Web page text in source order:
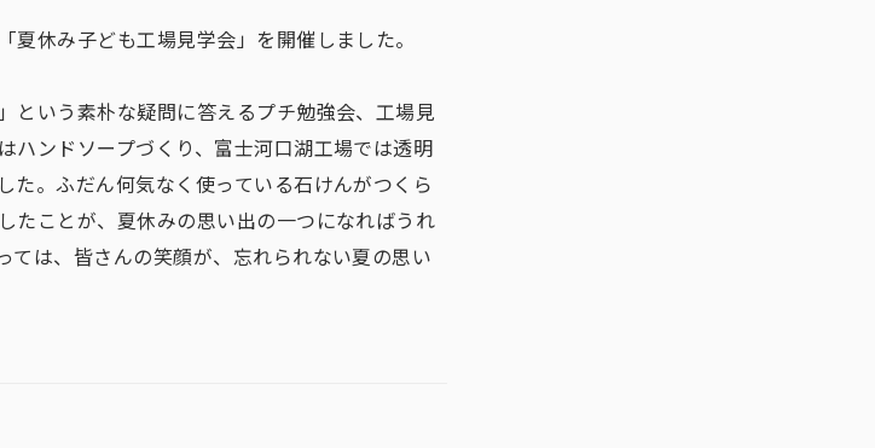
休み子ども工場見学会」を開催しました。
という素朴な疑問に答えるプチ勉強会、工場見
ハンドソープづくり、富士河口湖工場では透明
た。ふだん何気なく使っている石けんがつくら
たことが、夏休みの思い出の一つになればうれ
ては、皆さんの笑顔が、忘れられない夏の思い